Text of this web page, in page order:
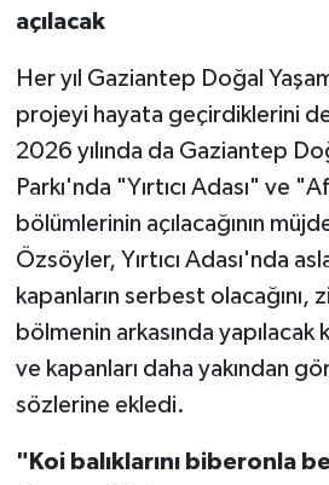
açılacak
Her yıl Gaziantep Doğal
projeyi hayata geçirdiklerini
2026 yılında da Gaziantep
Parkı'nda "Yırtıcı Adası" ve
bölümlerinin açılacağının
Özsöyler, Yırtıcı Adası'nda
kapanların serbest olacağını,
bölmenin arkasında yapılacak
ve kapanları daha yakından
sözlerine ekledi.
"Koi balıklarını biberonla